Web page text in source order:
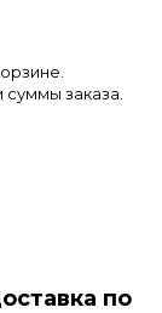
заказа.
по